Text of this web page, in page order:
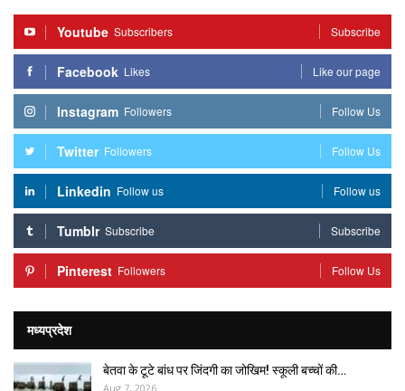
Youtube Subscribers Subscribe
Facebook Likes Like our page
Instagram Followers Follow Us
Twitter Followers Follow Us
Linkedin Follow us Follow us
Tumblr Subscribe Subscribe
Pinterest Followers Follow Us
मध्यप्रदेश
बेतवा के टूटे बांध पर जिंदगी का जोखिम! स्कूली बच्चों की…
Aug 7, 2026